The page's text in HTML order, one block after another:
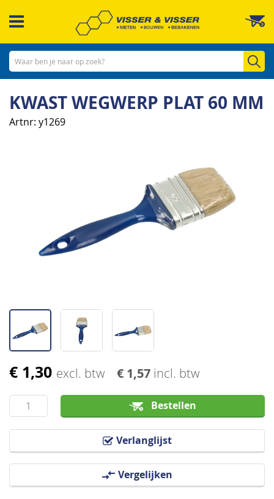
naar
inhoud
KWAST WEGWERP PLAT 60 MM
Artnr y1269
€ 1,30 excl. btw € 1,57 incl. btw
Bestellen
Verlanglijst
Vergelijken
afbeeldingen-
Ga
het
begin
van